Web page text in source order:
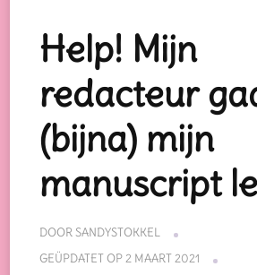
Help! Mijn
redacteur
(bijna) mijn
manuscript
DOORSANDYSTOKKEL
GEÜPDATET OP2 MAART 2021